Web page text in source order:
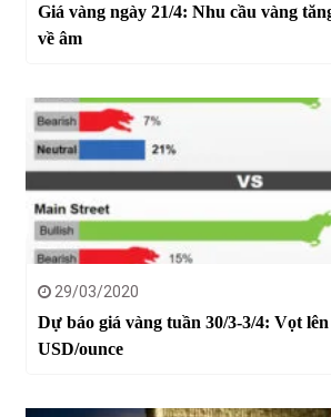
Giá vàng ngày 21/4: Nhu cầu vàng
về âm
29/03/2020
Dự báo giá vàng tuần 30/3-3/4: Vọt lên
USD/ounce